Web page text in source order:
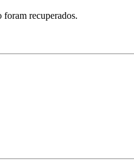
recuperados.